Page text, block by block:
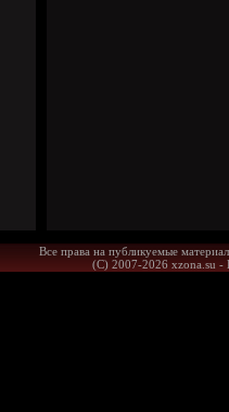
Все права на публикуемые
(С) 2007-2026 xzona.su -